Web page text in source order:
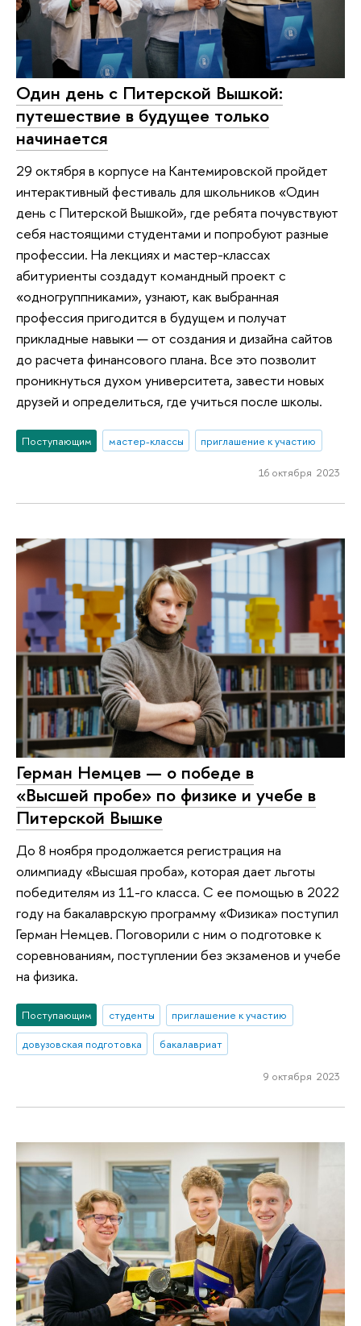
Один день с Питерской Вышкой:
путешествие в будущее только
начинается
29 октября в корпусе на Кантемировской пройдет
интерактивный фестиваль для школьников «Один
день с Питерской Вышкой», где ребята почувствуют
себя настоящими студентами и попробуют разные
профессии. На лекциях и мастер-классах
абитуриенты создадут командный проект с
«одногруппниками», узнают, как выбранная
профессия пригодится в будущем и получат
прикладные навыки — от создания и дизайна сайтов
до расчета финансового плана. Все это позволит
проникнуться духом университета, завести новых
друзей и определиться, где учиться после школы.
Поступающим мастер-классы приглашение к участию
16 октября 2023
Герман Немцев — о победе в
«Высшей пробе» по физике и учебе в
Питерской Вышке
До 8 ноября продолжается регистрация на
олимпиаду «Высшая проба», которая дает льготы
победителям из 11-го класса. С ее помощью в 2022
году на бакалаврскую программу «Физика» поступил
Герман Немцев. Поговорили с ним о подготовке к
соревнованиям, поступлении без экзаменов и учебе
на физика.
Поступающим студенты
приглашение к участию
довузовская подготовка
бакалавриат
9 октября 2023